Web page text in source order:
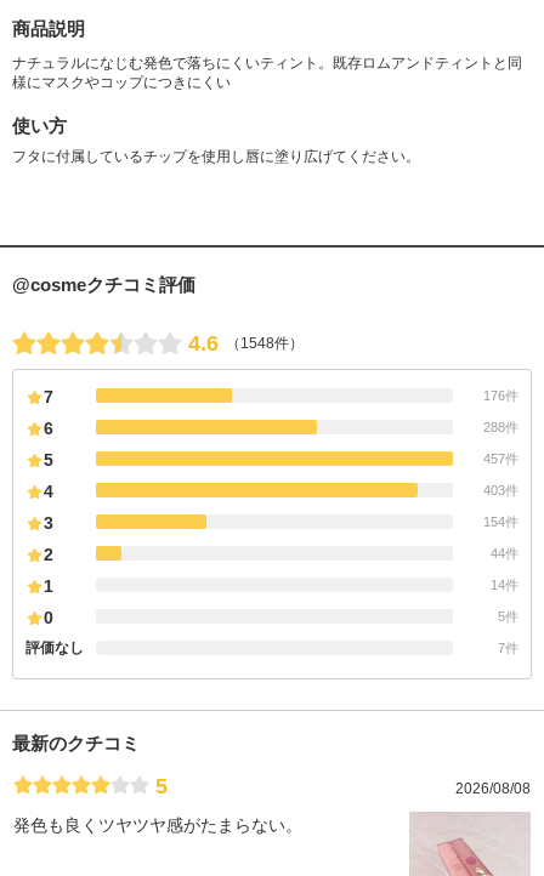
商品説明
ナチュラルになじむ発色で落ちにくいティント。既存ロムアンドティントと同
様にマスクやコップにつきにくい
使い方
フタに付属しているチップを使用し唇に塗り広げてください。
@cosmeクチコミ評価
4.6 （1548件）
7 176件
6 288件
5 457件
4 403件
3 154件
2 44件
1 14件
0 5件
評価なし 7件
最新のクチコミ
5 2026/08/08
発色も良くツヤツヤ感がたまらない。